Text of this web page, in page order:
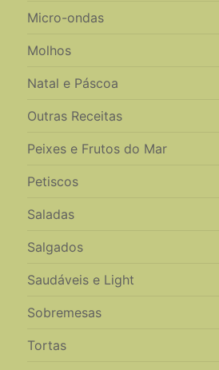
Micro-ondas
Molhos
Natal e Páscoa
Outras Receitas
Peixes e Frutos do Mar
Petiscos
Saladas
Salgados
Saudáveis e Light
Sobremesas
Tortas